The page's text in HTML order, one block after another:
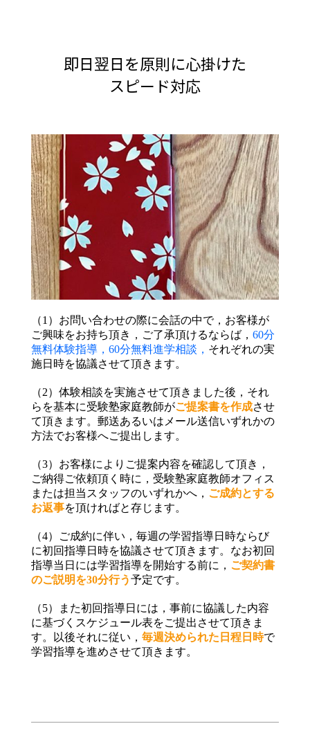
即日翌日を原則に心掛けた
スピード対応
（1）お問い合わせの際に会話の中で，お客様が
ご興味をお持ち頂き，ご了承頂けるならば， 60分
無料体験指導，60分無料進学相談， それぞれの実
施日時を協議させて頂きます。
（2）体験相談を実施させて頂きました後，それ
らを基本に受験塾家庭教師がご提案書を作成させ
て頂きます。郵送あるいはメール送信いずれかの
方法でお客様へご提出します。
（3）お客様によりご提案内容を確認して頂き，
ご納得ご依頼頂く時に，受験塾家庭教師オフィス
または担当スタッフのいずれかへ， ご成約とする
お返事を頂ければと存じます。
（4）ご成約に伴い，毎週の学習指導日時ならび
に初回指導日時を協議させて頂きます。なお初回
指導当日には学習指導を開始する前に， ご契約書
のご説明を30分行う予定です。
（5）また初回指導日には，事前に協議した内容
に基づくスケジュール表をご提出させて頂きま
す。以後それに従い， 毎週決められた日程日時で
学習指導を進めさせて頂きます。